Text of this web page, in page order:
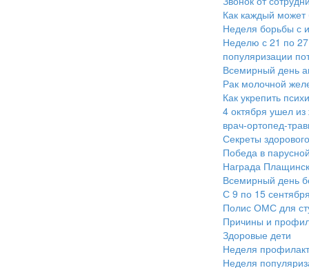
Как каждый может
Неделя борьбы с
Неделю с 21 по
популяризации
Всемирный день
Рак молочной
Как укрепить
4 октября ушел
врач-ортопед-
Секреты
Победа в
Награда
Всемирный день
С 9 по 15
Полис ОМС для
Причины и
Здоровые дети
Неделя
Неделя